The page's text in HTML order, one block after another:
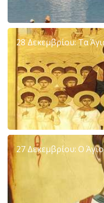
28 Δεκεμβρίου: Τα
27 Δεκεμβρίου: Ο